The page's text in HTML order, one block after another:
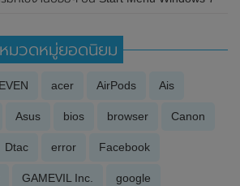
หมวดหมู่ยอดนิยม
acer AirPods Ais
Asus bios browser Canon
Dtac error Facebook
GAMEVIL Inc. google